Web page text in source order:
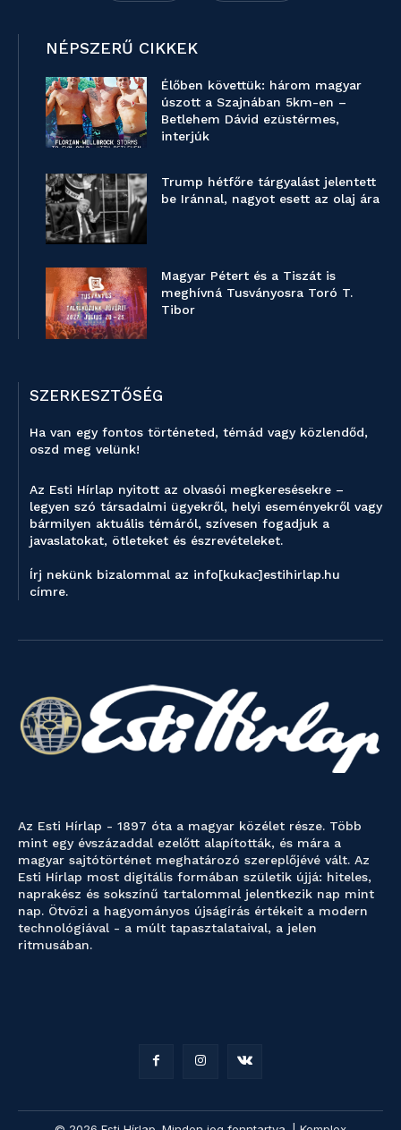
NÉPSZERŰ CIKKEK
Élőben követtük: három magyar
úszott a Szajnában 5km-en –
Betlehem Dávid ezüstérmes,
interjúk
Trump hétfőre tárgyalást jelentett
be Iránnal, nagyot esett az olaj ára
Magyar Pétert és a Tiszát is
meghívná Tusványosra Toró T.
Tibor
SZERKESZTŐSÉG
Ha van egy fontos történeted, témád vagy közlendőd,
oszd meg velünk!
Az Esti Hírlap nyitott az olvasói megkeresésekre –
legyen szó társadalmi ügyekről, helyi eseményekről vagy
bármilyen aktuális témáról, szívesen fogadjuk a
javaslatokat, ötleteket és észrevételeket.
Írj nekünk bizalommal az info[kukac]estihirlap.hu
címre.
Az Esti Hírlap - 1897 óta a magyar közélet része. Több
mint egy évszázaddal ezelőtt alapították, és mára a
magyar sajtótörténet meghatározó szereplőjévé vált. Az
Esti Hírlap most digitális formában születik újjá: hiteles,
naprakész és sokszínű tartalommal jelentkezik nap mint
nap. Ötvözi a hagyományos újságírás értékeit a modern
technológiával - a múlt tapasztalataival, a jelen
ritmusában.